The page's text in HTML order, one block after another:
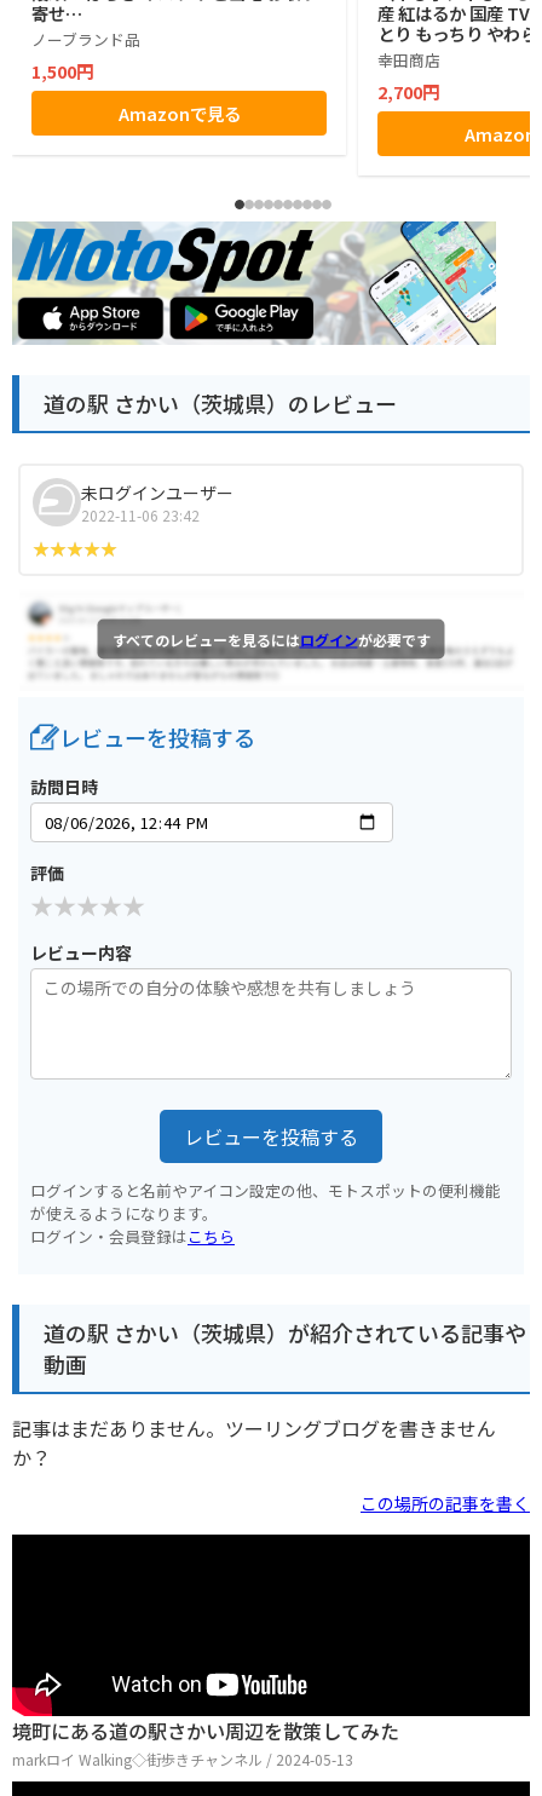
寄せ…
ノーブランド品
1,500円
Amazonで見る
産 紅はるか 国産 TV
とり もっちり やわ
幸田商店
2,700円
Amazon
道の駅 さかい（茨城県）のレビュー
未ログインユーザー
2022-11-06 23:42
すべてのレビューを見るにはログインが必要です
レビューを投稿する
訪問日時
評価
レビュー内容
レビューを投稿する
ログインすると名前やアイコン設定の他、モトスポットの便利機能
が使えるようになります。
ログイン・会員登録はこちら
道の駅 さかい（茨城県）が紹介されている記事や
動画
記事はまだありません。ツーリングブログを書きません
か？
この場所の記事を書く
境町にある道の駅さかい周辺を散策してみた
markロイ Walking◇街歩きチャンネル / 2024-05-13